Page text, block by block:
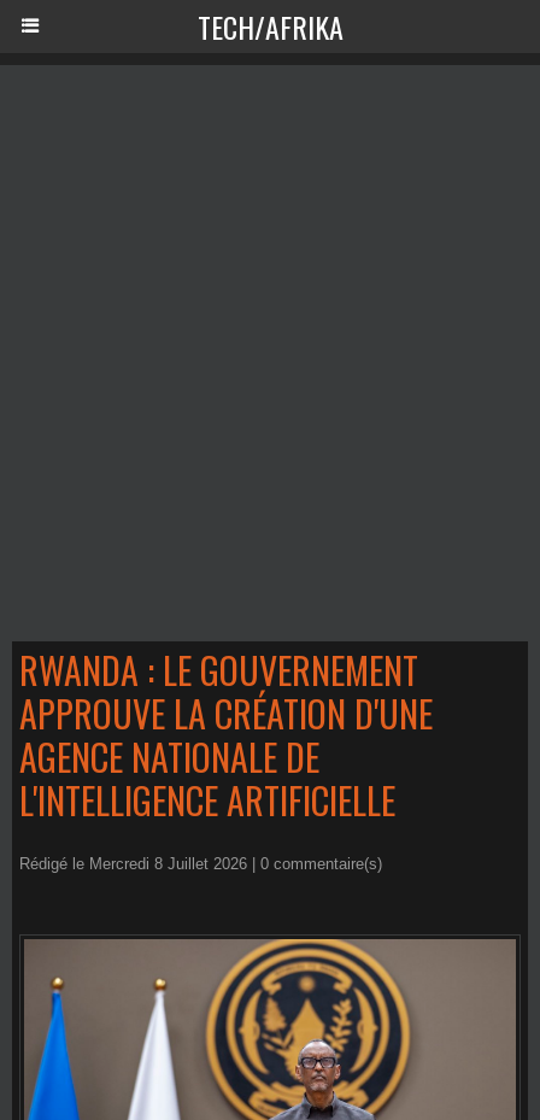
TECH/AFRIKA
RWANDA : LE GOUVERNEMENT
APPROUVE LA CRÉATION D'UNE
AGENCE NATIONALE DE
L'INTELLIGENCE ARTIFICIELLE
Rédigé le Mercredi 8 Juillet 2026 | 0 commentaire(s)